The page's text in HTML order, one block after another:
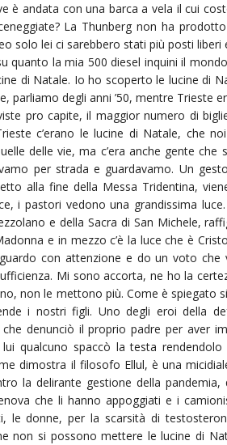
è andata con una barca a vela il cui
La Thunberg non ha
solo lei ci sarebbero stati più posti
quanto la mia 500 diesel inquini il
di Natale. Io ho scoperto le lucine di
parliamo degli anni ’50, mentre Trieste
pro capite, il maggior numero di
c’erano le lucine di Natale, che
delle vie, ma c’era anche gente
per strada e guardavamo. Un
alla fine della Messa Tridentina,
i pastori vedono una grandissima
e della Sacra di San Michele,
e in mezzo c’è la luce che è
con attenzione e do un voto
Mi sono accorta, ne ho la
non le mettono più. Come è spiegato
i nostri figli. Uno degli eroi della
che denunciò il proprio padre per aver
qualcuno spaccò la testa
dimostra il filosofo Ellul, è una
la delirante gestione della
che li hanno appoggiati e i
le donne, per la scarsità di
non si possono mettere le lucine di